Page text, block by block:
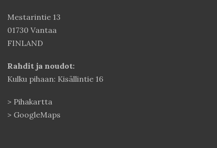
Mestarintie 13
01730 Vantaa
FINLAND
Rahdit ja noudot:
Kulku pihaan: Kisällintie 16
> Pihakartta
> GoogleMaps